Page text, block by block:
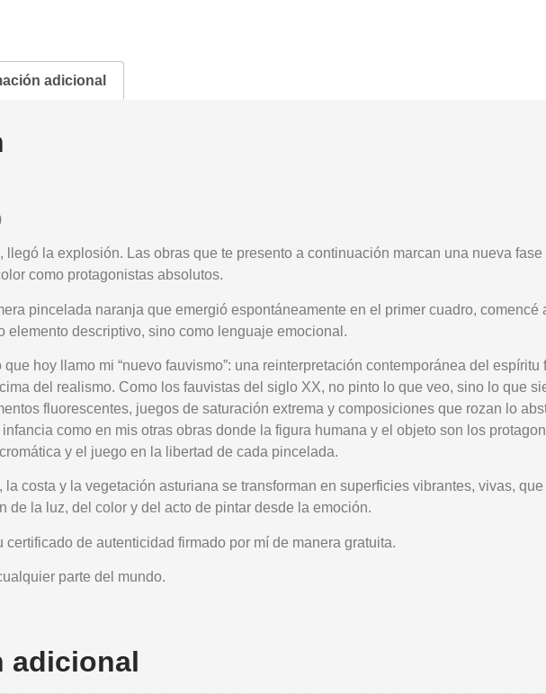
adicional
llegó la explosión. Las obras que te presento a continuación marcan una nueva
como protagonistas absolutos.
pincelada naranja que emergió espontáneamente en el primer cuadro,
elemento descriptivo, sino como lenguaje emocional.
que hoy llamo mi “nuevo fauvismo”: una reinterpretación contemporánea del
del realismo. Como los fauvistas del siglo XX, no pinto lo que veo, sino lo que
fluorescentes, juegos de saturación extrema y composiciones que rozan lo
como en mis otras obras donde la figura humana y el objeto son los
y el juego en la libertad de cada pincelada.
la costa y la vegetación asturiana se transforman en superficies vibrantes, vivas,
de la luz, del color y del acto de pintar desde la emoción.
certificado de autenticidad firmado por mí de manera gratuita.
parte del mundo.
adicional